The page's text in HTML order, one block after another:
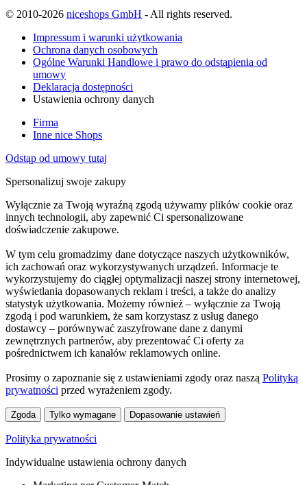
© 2010-2026 niceshops GmbH - All rights reserved.
Impressum i warunki użytkowania
Ochrona danych osobowych
Ogólne Warunki Handlowe i prawo do odstąpienia od
umowy
Deklaracja dostępności
Ustawienia ochrony danych
Firma
Inne nice Shops
Odstąp od umowy tutaj
Spersonalizuj swoje zakupy
Wyłącznie za Twoją wyraźną zgodą używamy plików cookie oraz
innych technologii, aby zapewnić Ci spersonalizowane
doświadczenie zakupowe.
W tym celu gromadzimy dane dotyczące naszych użytkowników,
ich zachowań oraz wykorzystywanych urządzeń. Informacje te
wykorzystujemy do ciągłej optymalizacji naszej strony internetowej,
wyświetlania dopasowanych reklam i treści, a także do analizy
statystyk użytkowania. Możemy również – wyłącznie za Twoją
zgodą i pod warunkiem, że sam korzystasz z usług danego
dostawcy – porównywać zaszyfrowane dane z danymi
zewnętrznych partnerów, aby prezentować Ci oferty za
pośrednictwem ich kanałów reklamowych online.
Prosimy o zapoznanie się z ustawieniami zgody oraz naszą Polityką
prywatności przed wyrażeniem zgody.
Zgoda Tylko wymagane Dopasowanie ustawień
Polityka prywatności
Indywidualne ustawienia ochrony danych